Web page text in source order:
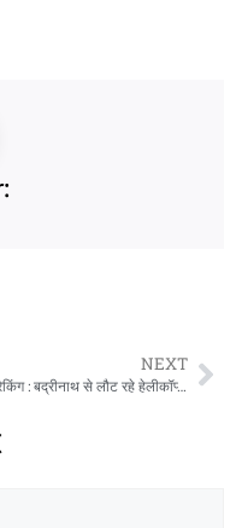
NEXT
बिग ब्रेकिंग : बद्रीनाथ से लौट रहे हेलीकॉप्टर की टिहरी में इमरजेंसी लैंडिंग, महिला पायलट की सूझबूझ से टला बड़ा हादसा